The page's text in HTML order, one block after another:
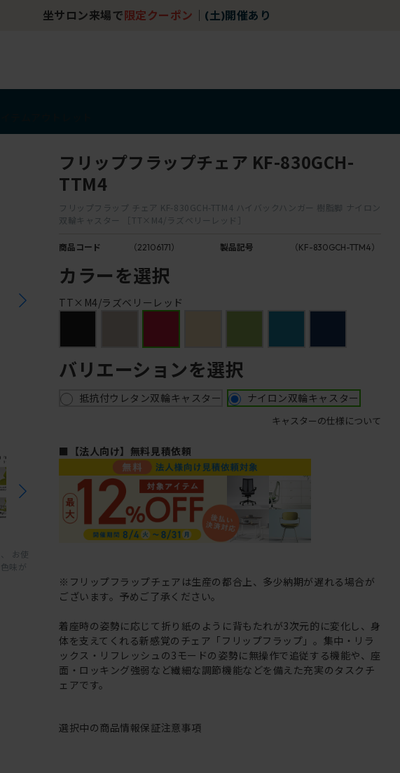
坐サロン来場で 限定クーポン (土)開催あり
お使
味が
フリップフラップチェア KF-830GCH-
TTM4
フリップフラップ チェア KF-830GCH-TTM4 ハイバックハンガー 樹脂脚 ナイロン
双輪キャスター ［TT×M4/ラズベリーレッド］
商品コード （22106171） 製品記号 （KF-830GCH-TTM4）
カラーを選択
TT×M4/ラズベリーレッド
バリエーションを選択
抵抗付ウレタン双輪キャスター ナイロン双輪キャスター
キャスターの仕様について
■【法人向け】無料見積依頼
※フリップフラップチェアは生産の都合上、多少納期が遅れる場合が
ございます。予めご了承ください。
着座時の姿勢に応じて折り紙のように背もたれが3次元的に変化し、身
体を支えてくれる新感覚のチェア「フリップフラップ」。集中・リラ
ックス・リフレッシュの3モードの姿勢に無操作で追従する機能や、座
面・ロッキング強弱など繊細な調節機能などを備えた充実のタスクチ
ェアです。
選択中の商品情報保証注意事項